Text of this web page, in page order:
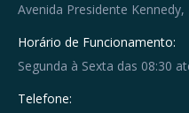
Avenida Presidente
Horário de Funcionamento:
Segunda à Sexta das 08:30
Telefone: